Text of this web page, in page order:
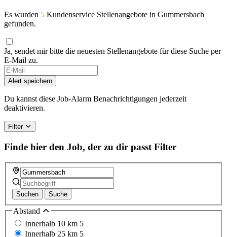
Es wurden 5 Kundenservice Stellenangebote in Gummersbach
gefunden.
Ja, sendet mir bitte die neuesten Stellenangebote für diese Suche per
E-Mail zu.
If
you
are
a
human,
this
field
Alert speichern
Du kannst diese Job-Alarm Benachrichtigungen jederzeit
deaktivieren.
Filter
Finde hier den Job, der zu dir passt Filter
Suchen Suche
Abstand
Innerhalb 10 km 5
Innerhalb 25 km 5